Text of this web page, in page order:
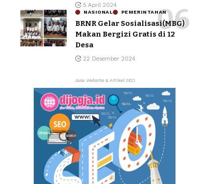
5 April 2024
NASIONAL PEMERINTAHAN
BRNR Gelar Sosialisasi(MBG)
Makan Bergizi Gratis di 12
Desa
22 Desember 2024
Jasa Website & Artikel SEO